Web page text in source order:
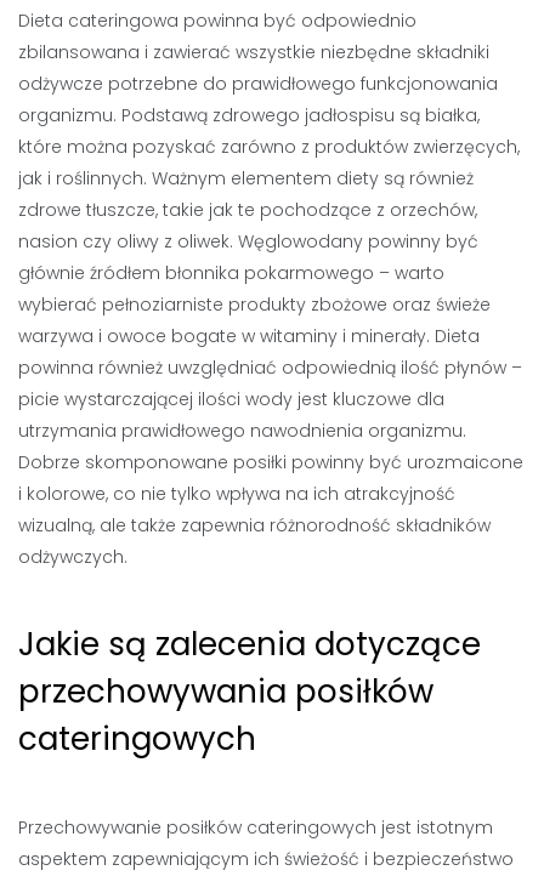
Dieta cateringowa powinna być odpowiednio
zbilansowana i zawierać wszystkie niezbędne składniki
odżywcze potrzebne do prawidłowego funkcjonowania
organizmu. Podstawą zdrowego jadłospisu są białka,
które można pozyskać zarówno z produktów zwierzęcych,
jak i roślinnych. Ważnym elementem diety są również
zdrowe tłuszcze, takie jak te pochodzące z orzechów,
nasion czy oliwy z oliwek. Węglowodany powinny być
głównie źródłem błonnika pokarmowego – warto
wybierać pełnoziarniste produkty zbożowe oraz świeże
warzywa i owoce bogate w witaminy i minerały. Dieta
powinna również uwzględniać odpowiednią ilość płynów –
picie wystarczającej ilości wody jest kluczowe dla
utrzymania prawidłowego nawodnienia organizmu.
Dobrze skomponowane posiłki powinny być urozmaicone
i kolorowe, co nie tylko wpływa na ich atrakcyjność
wizualną, ale także zapewnia różnorodność składników
odżywczych.
Jakie są zalecenia dotyczące
przechowywania posiłków
cateringowych
Przechowywanie posiłków cateringowych jest istotnym
aspektem zapewniającym ich świeżość i bezpieczeństwo